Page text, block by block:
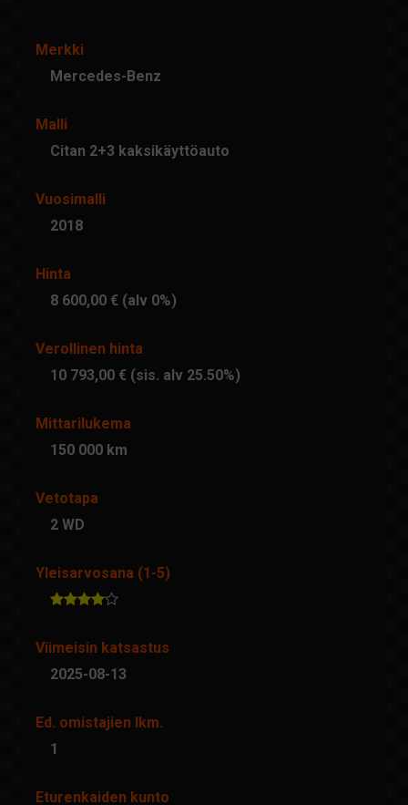
Merkki
Mercedes-Benz
Malli
Citan 2+3 kaksikäyttöauto
Vuosimalli
2018
Hinta
8 600,00 € (alv 0%)
Verollinen hinta
10 793,00 € (sis. alv 25.50%)
Mittarilukema
150 000 km
Vetotapa
2 WD
Yleisarvosana (1-5)
Viimeisin katsastus
2025-08-13
Ed. omistajien lkm.
1
Eturenkaiden kunto